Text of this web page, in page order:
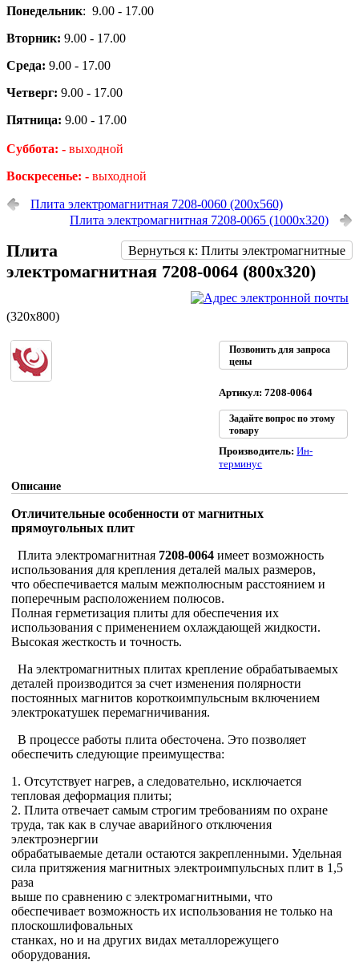
Понедельник: 9.00 - 17.00
Вторник: 9.00 - 17.00
Среда: 9.00 - 17.00
Четверг: 9.00 - 17.00
Пятница: 9.00 - 17.00
Суббота: - выходной
Воскресенье: - выходной
Плита электромагнитная 7208-0060 (200х560)
Плита электромагнитная 7208-0065 (1000х320)
Вернуться к: Плиты электромагнитные
Плита
электромагнитная 7208-0064 (800х320)
(320х800)
Позвонить для запроса
цены
Артикул: 7208-0064
Задайте вопрос по этому
товару
Производитель:Ин-
терминус
Описание
Отличительные особенности от магнитных
прямоугольных плит
Плита электромагнитная 7208-0064 имеет возможность
использования для крепления деталей малых размеров,
что обеспечивается малым межполюсным расстоянием и
поперечным расположением полюсов.
Полная герметизация плиты для обеспечения их
использования с применением охлаждающей жидкости.
Высокая жесткость и точность.
На электромагнитных плитах крепление обрабатываемых
деталей производится за счет изменения полярности
постоянных магнитов короткоимпульсным включением
электрокатушек перемагничивания.
В процессе работы плита обесточена. Это позволяет
обеспечить следующие преимущества:
1. Отсутствует нагрев, а следовательно, исключается
тепловая деформация плиты;
2. Плита отвечает самым строгим требованиям по охране
труда, так как в случае аварийного отключения
электроэнергии
обрабатываемые детали остаются закрепленными. Удельная
сила притяжения магнитных электроимпульсных плит в 1,5
раза
выше по сравнению с электромагнитными, что
обеспечивает возможность их использования не только на
плоскошлифовальных
станках, но и на других видах металлорежущего
оборудования.